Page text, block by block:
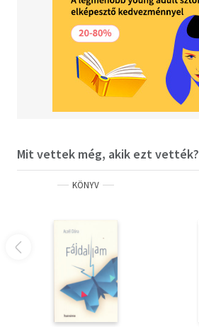
Mit vettek még, akik ezt vették?
KÖNYV